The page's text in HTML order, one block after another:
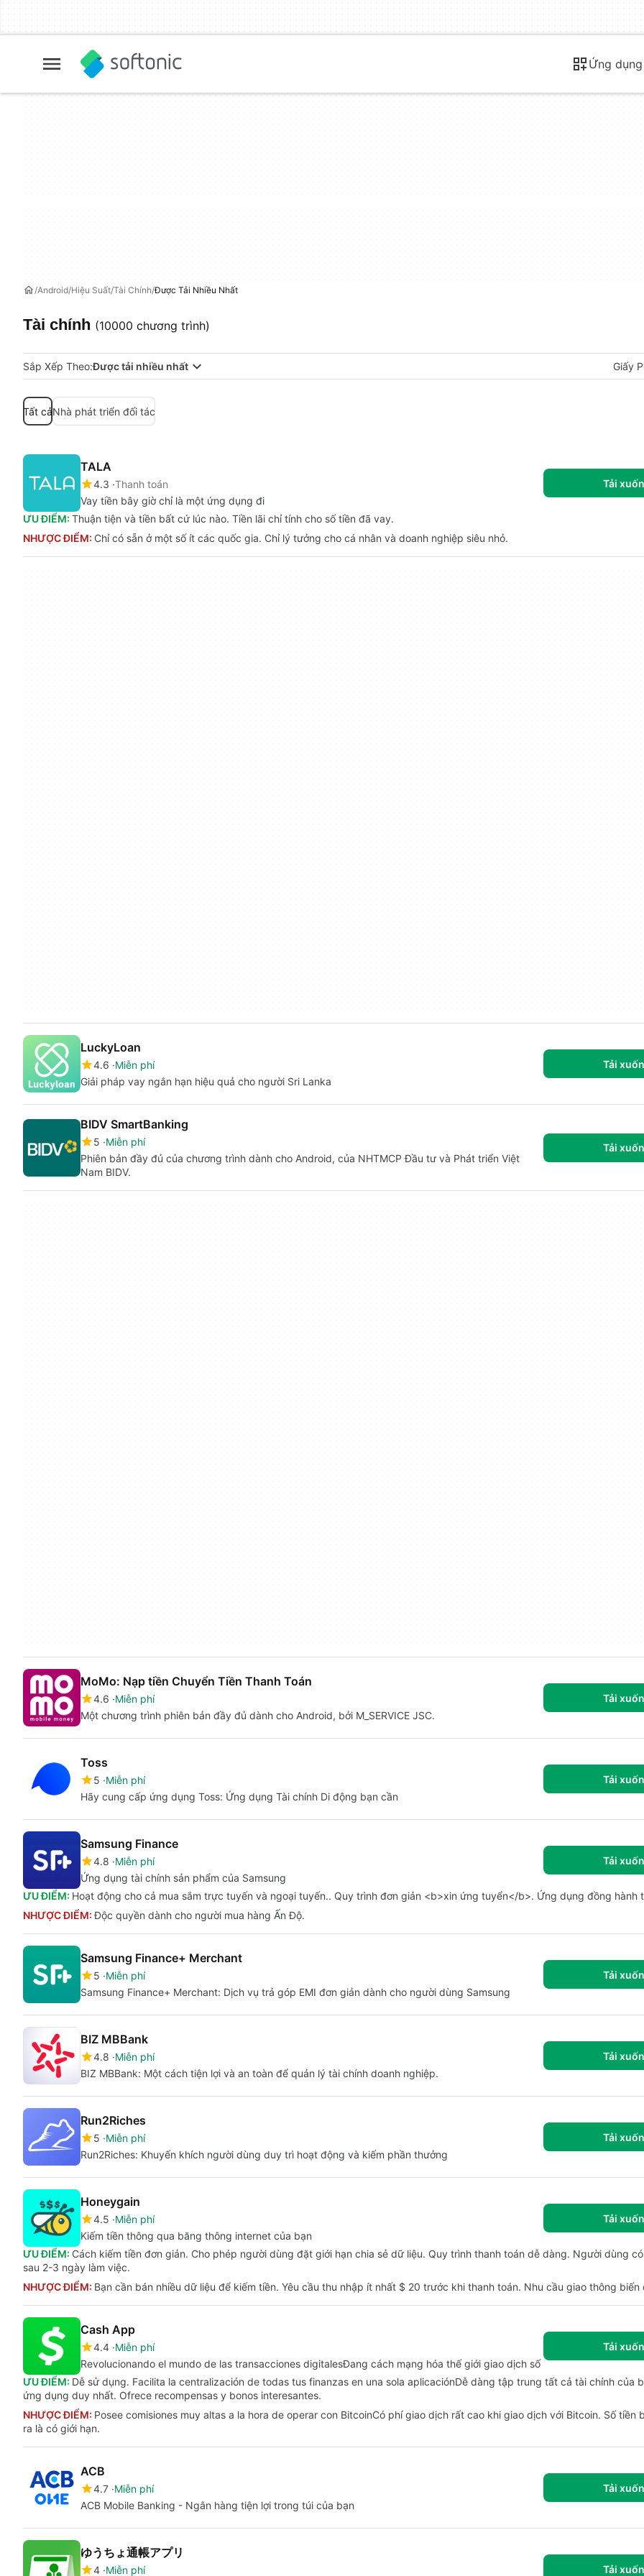
Ứng dụng
Android Hiệu Suất Tài Chính Được Tải Nhiều Nhất
Tài chính (10000 chương trình)
Sắp Xếp Theo:Được tải nhiều nhất Giấy
Tất cảNhà phát triển đối tác
TALA
4.3 Thanh toán
Vay tiền bây giờ chỉ là một ứng dụng đi
Tải
ƯU ĐIỂM: Thuận tiện và tiền bất cứ lúc nào. Tiền lãi chỉ tính cho số tiền đã vay.
NHƯỢC ĐIỂM: Chỉ có sẵn ở một số ít các quốc gia. Chỉ lý tưởng cho cá nhân và doanh nghiệp siêu nhỏ.
LuckyLoan
4.6 Miễn phí
Giải pháp vay ngắn hạn hiệu quả cho người Sri Lanka
Tải
BIDV SmartBanking
5 Miễn phí
Phiên bản đầy đủ của chương trình dành cho Android, của NHTMCP Đầu tư và Phát triển Việt
Nam BIDV.
Tải
MoMo: Nạp tiền Chuyển Tiền Thanh Toán
4.6 Miễn phí
Một chương trình phiên bản đầy đủ dành cho Android, bởi M_SERVICE JSC.
Tải
Toss
5 Miễn phí
Hãy cung cấp ứng dụng Toss: Ứng dụng Tài chính Di động bạn cần
Tải
Samsung Finance
4.8 Miễn phí
Ứng dụng tài chính sản phẩm của Samsung
Tải
ƯU ĐIỂM: Hoạt động cho cả mua sắm trực tuyến và ngoại tuyến.. Quy trình đơn giản <b>xin ứng tuyển</b>. Ứng dụng đồng hành
NHƯỢC ĐIỂM:Độc quyền dành cho người mua hàng Ấn Độ.
Samsung Finance+ Merchant
5 Miễn phí
Samsung Finance+ Merchant: Dịch vụ trả góp EMI đơn giản dành cho người dùng Samsung
Tải
BIZ MBBank
4.8 Miễn phí
BIZ MBBank: Một cách tiện lợi và an toàn để quản lý tài chính doanh nghiệp.
Tải
Run2Riches
5 Miễn phí
Run2Riches: Khuyến khích người dùng duy trì hoạt động và kiếm phần thưởng
Tải
Honeygain
4.5 Miễn phí
Kiếm tiền thông qua băng thông internet của bạn
Tải
ƯU ĐIỂM: Cách kiếm tiền đơn giản. Cho phép người dùng đặt giới hạn chia sẻ dữ liệu. Quy trình thanh toán dễ dàng. Người dùng
sau 2-3 ngày làm việc.
NHƯỢC ĐIỂM: Bạn cần bán nhiều dữ liệu để kiếm tiền. Yêu cầu thu nhập ít nhất $ 20 trước khi thanh toán. Nhu cầu giao thông biến
Cash App
4.4 Miễn phí
Revolucionando el mundo de las transacciones digitalesĐang cách mạng hóa thế giới giao dịch số
Tải
ƯU ĐIỂM: Dễ sử dụng. Facilita la centralización de todas tus finanzas en una sola aplicaciónDễ dàng tập trung tất cả tài chính của
ứng dụng duy nhất. Ofrece recompensas y bonos interesantes.
NHƯỢC ĐIỂM: Posee comisiones muy altas a la hora de operar con BitcoinCó phí giao dịch rất cao khi giao dịch với Bitcoin. Số tiền
ra là có giới hạn.
ACB
4.7 Miễn phí
ACB Mobile Banking - Ngân hàng tiện lợi trong túi của bạn
Tải
ゆうちょ通帳アプリ
4 Miễn phí Tải